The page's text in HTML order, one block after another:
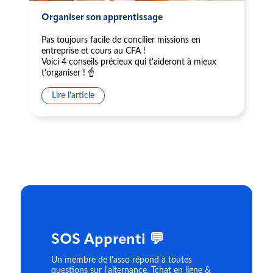
Organiser son apprentissage
Pas toujours facile de concilier missions en
entreprise et cours au CFA !
Voici 4 conseils précieux qui t'aideront à mieux
t'organiser ! ☝️
Lire l'article
SOS Apprenti 💬
Un membre de l'asso répond à toutes
questions sur l'alternance. Tchat en ligne &